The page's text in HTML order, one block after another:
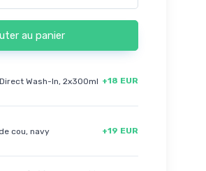
au panier
Wash-In, 2x300ml +18 EUR
cou, navy +19 EUR